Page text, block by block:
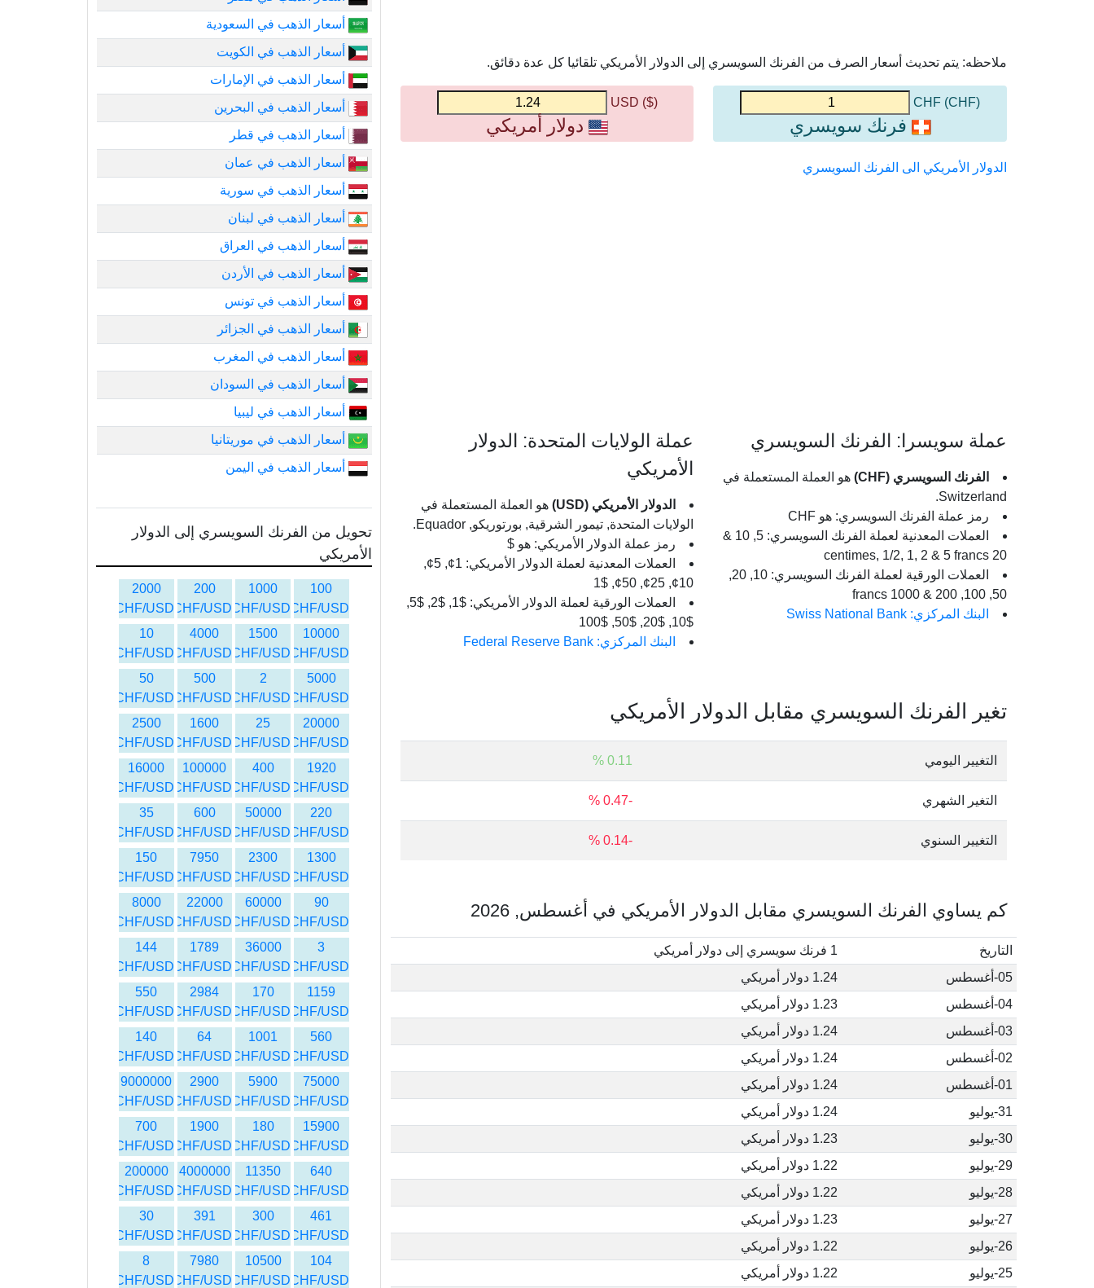
ملاحظه: يتم تحديث أسعار الصرف من الفرنك السويسري إلى الدولار الأمريكي تلقائيا كل عدة دقائق.
(CHF) CHF
فرنك سويسري
($) USD
دولار أمريكي
الدولار الأمريكي الى الفرنك السويسري
عملة سويسرا: الفرنك السويسري
الفرنك السويسري (CHF)
هو العملة المستعملة في
Switzerland.
رمز عملة الفرنك السويسري: هو CHF
العملات المعدنية لعملة الفرنك السويسري: 5, 10 &
20 centimes, 1/2, 1, 2 & 5 francs
العملات الورقية لعملة الفرنك السويسري: 10, 20,
50, 100, 200 & 1000 francs
البنك المركزي: Swiss National Bank
عملة الولايات المتحدة: الدولار
الأمريكي
الدولار الأمريكي (USD)
هو العملة المستعملة في
الولايات المتحدة, تيمور الشرقية, بورتوريكو, Equador.
رمز عملة الدولار الأمريكي: هو $
العملات المعدنية لعملة الدولار الأمريكي: 1¢, 5¢,
10¢, 25¢, 50¢, $1
العملات الورقية لعملة الدولار الأمريكي: $1, $2, $5,
$10, $20, $50, $100
البنك المركزي: Federal Reserve Bank
تغير الفرنك السويسري مقابل الدولار الأمريكي
التغيير اليومي 0.11 %
التغير الشهري -0.47 %
التغيير السنوي -0.14 %
كم يساوي الفرنك السويسري مقابل الدولار الأمريكي في أغسطس, 2026
التاريخ
1 فرنك سويسري إلى دولار أمريكي
05-أغسطس
1.24 دولار أمريكي
04-أغسطس
1.23 دولار أمريكي
03-أغسطس
1.24 دولار أمريكي
02-أغسطس
1.24 دولار أمريكي
01-أغسطس
1.24 دولار أمريكي
31-يوليو
1.24 دولار أمريكي
30-يوليو
1.23 دولار أمريكي
29-يوليو
1.22 دولار أمريكي
28-يوليو
1.22 دولار أمريكي
27-يوليو
1.23 دولار أمريكي
26-يوليو
1.22 دولار أمريكي
25-يوليو
1.22 دولار أمريكي
أسعار الذهب في السعودية
أسعار الذهب في الكويت
أسعار الذهب في الإمارات
أسعار الذهب في البحرين
أسعار الذهب في قطر
أسعار الذهب في عمان
أسعار الذهب في سورية
أسعار الذهب في لبنان
أسعار الذهب في العراق
أسعار الذهب في الأردن
أسعار الذهب في تونس
أسعار الذهب في الجزائر
أسعار الذهب في المغرب
أسعار الذهب في السودان
أسعار الذهب في ليبيا
أسعار الذهب في موريتانيا
أسعار الذهب في اليمن
تحويل من الفرنك السويسري إلى الدولار
الأمريكي
100
CHF/USD
1000
CHF/USD
200
CHF/USD
2000
CHF/USD
10000
CHF/USD
1500
CHF/USD
4000
CHF/USD
10
CHF/USD
5000
CHF/USD
2
CHF/USD
500
CHF/USD
50
CHF/USD
20000
CHF/USD
25
CHF/USD
1600
CHF/USD
2500
CHF/USD
1920
CHF/USD
400
CHF/USD
100000
CHF/USD
16000
CHF/USD
220
CHF/USD
50000
CHF/USD
600
CHF/USD
35
CHF/USD
1300
CHF/USD
2300
CHF/USD
7950
CHF/USD
150
CHF/USD
90
CHF/USD
60000
CHF/USD
22000
CHF/USD
8000
CHF/USD
3
CHF/USD
36000
CHF/USD
1789
CHF/USD
144
CHF/USD
1159
CHF/USD
170
CHF/USD
2984
CHF/USD
550
CHF/USD
560
CHF/USD
1001
CHF/USD
64
CHF/USD
140
CHF/USD
75000
CHF/USD
5900
CHF/USD
2900
CHF/USD
9000000
CHF/USD
15900
CHF/USD
180
CHF/USD
1900
CHF/USD
700
CHF/USD
640
CHF/USD
11350
CHF/USD
4000000
CHF/USD
200000
CHF/USD
461
CHF/USD
300
CHF/USD
391
CHF/USD
30
CHF/USD
104
CHF/USD
10500
CHF/USD
7980
CHF/USD
8
CHF/USD